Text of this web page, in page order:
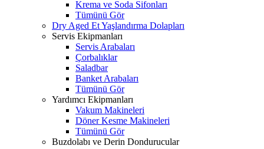
Krema ve Soda Sifonları
Tümünü Gör
Dry Aged Et Yaşlandırma Dolapları
Servis Ekipmanları
Servis Arabaları
Çorbalıklar
Saladbar
Banket Arabaları
Tümünü Gör
Yardımcı Ekipmanları
Vakum Makineleri
Döner Kesme Makineleri
Tümünü Gör
Buzdolabı ve Derin Dondurucular